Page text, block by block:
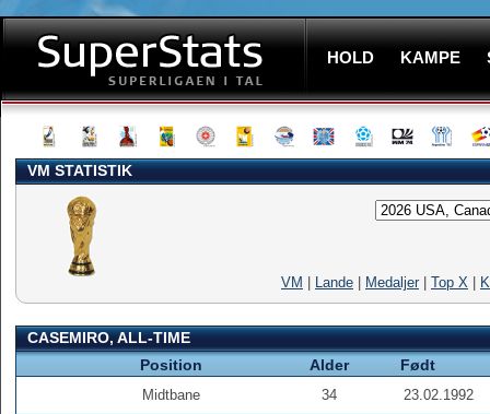
HOLD KAMPE
VM STATISTIK
VM Lande Medaljer Top X
CASEMIRO, ALL-TIME
Position
Alder Født
Midtbane 34 23.02.1992